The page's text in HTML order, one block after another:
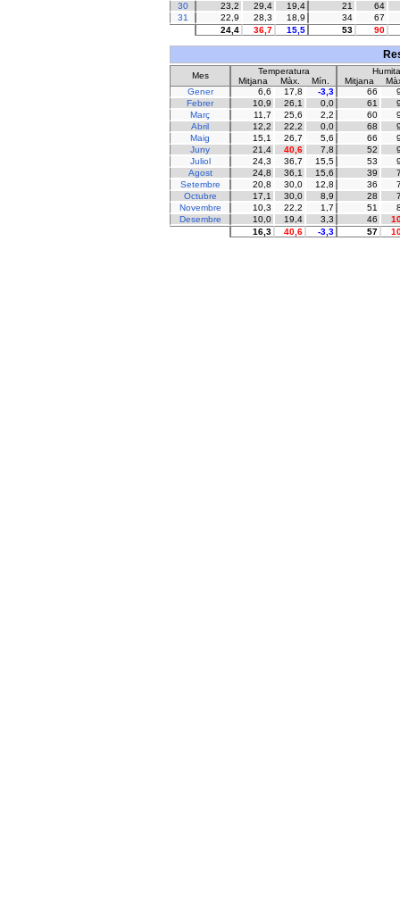
30
23,2 29,4 19,4 21
64
31
22,9 28,3 18,9 34
67
24,4
36,7 15,5 53 90
Mes Temperatura
Mitjana
Màx. Mín. Mitjana
Gener
6,6 17,8 -3,3 66
Febrer
10,9 26,1 0,0 61
Març
11,7 25,6 2,2 60
Abril
12,2 22,2 0,0 68
Maig
15,1 26,7 5,6 66
Juny
21,4 40,6 7,8 52
Juliol
24,3 36,7 15,5 53
Agost
24,8 36,1 15,6 39
Setembre
20,8 30,0 12,8 36
Octubre
17,1 30,0 8,9 28
Novembre
10,3 22,2 1,7 51
Desembre
10,0 19,4 3,3 46
16,3
40,6 -3,3 57